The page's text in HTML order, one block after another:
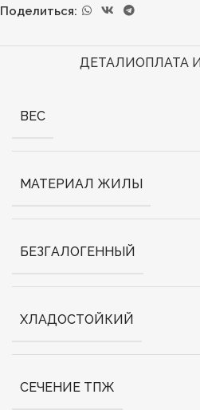
Поделиться:
ДЕТАЛИОПЛАТА
ВЕС
МАТЕРИАЛ ЖИЛЫ
БЕЗГАЛОГЕННЫЙ
ХЛАДОСТОЙКИЙ
СЕЧЕНИЕ ТПЖ